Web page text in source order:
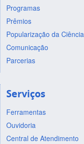
Programas
Prêmios
Popularização da Ciência
Comunicação
Parcerias
Serviços
Ferramentas
Ouvidoria
Central de Atendimento